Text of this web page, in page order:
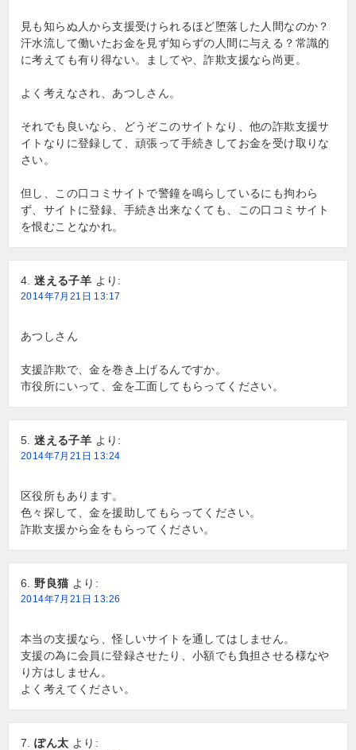
見も知らぬ人から支援受けられるほど堕落した人間なのか？
汗水流して働いたお金を見ず知らずの人間に与える？常識的
に考えても有り得ない。ましてや、詐欺支援なら尚更。
よく考えなされ、あつしさん。
それでも良いなら、どうぞこのサイトなり、他の詐欺支援サ
イトなりに登録して、頑張って手続きしてお金を受け取りな
さい。
但し、この口コミサイトで警鐘を鳴らしているにも拘わら
ず、サイトに登録、手続き出来なくても、この口コミサイト
を恨むことなかれ。
迷える子羊 より:
2014年7月21日 13:17
あつしさん
支援詐欺で、金を巻き上げるんですか。
市役所にいって、金を工面してもらってください。
迷える子羊 より:
2014年7月21日 13:24
区役所もあります。
色々探して、金を援助してもらってください。
詐欺支援から金をもらってください。
野良猫 より:
2014年7月21日 13:26
本当の支援なら、怪しいサイトを通してはしません。
支援の為に会員に登録させたり、小額でも負担させる様なや
り方はしません。
よく考えてください。
ぽん太 より: